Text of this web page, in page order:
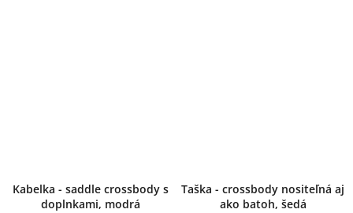
Kabelka - saddle crossbody s
doplnkami, modrá
Taška - crossbody nositeľná aj
ako batoh, šedá